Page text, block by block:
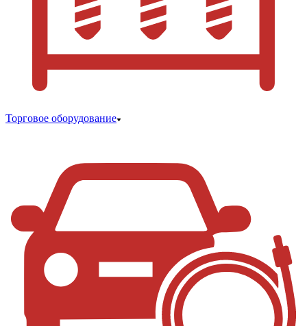
Торговое оборудование